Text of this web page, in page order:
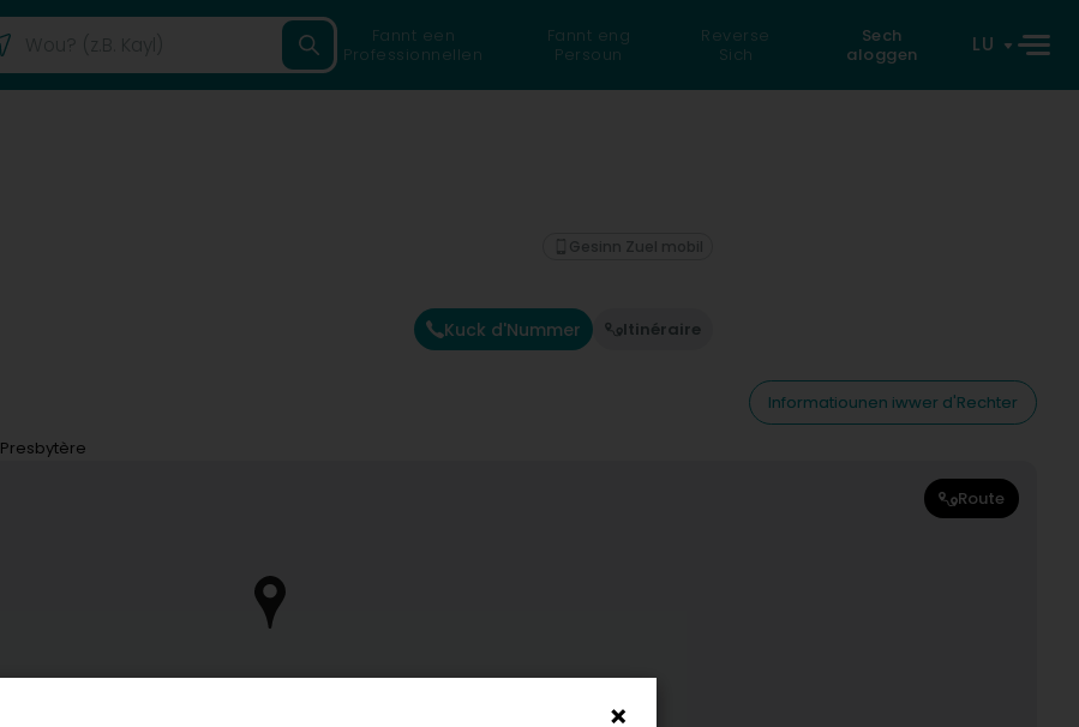
Fannt een
Professionnellen
Fannt eng
Persoun
Reverse
Sich
Sech
aloggen
LU
Kuck d'Nummer Itinéraire
Gesinn Zuel mobil
Informatiounen iwwer d'Rechter
Presbytère
Route